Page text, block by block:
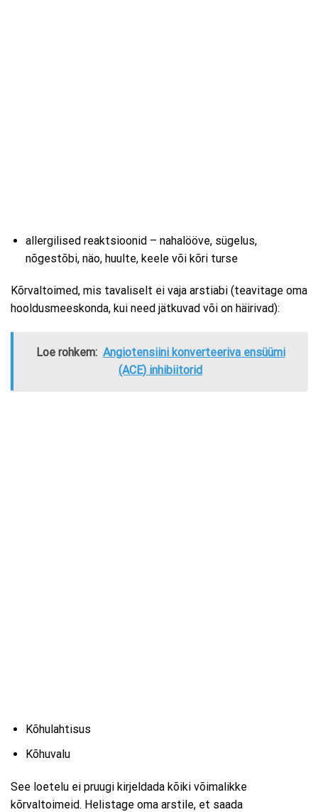
allergilised reaktsioonid – nahalööve, sügelus,
nõgestõbi, näo, huulte, keele või kõri turse
Kõrvaltoimed, mis tavaliselt ei vaja arstiabi (teavitage oma
hooldusmeeskonda, kui need jätkuvad või on häirivad):
Loe rohkem: Angiotensiini konverteeriva ensüümi
(ACE) inhibiitorid
Kõhulahtisus
Kõhuvalu
See loetelu ei pruugi kirjeldada kõiki võimalikke
kõrvaltoimeid. Helistage oma arstile, et saada